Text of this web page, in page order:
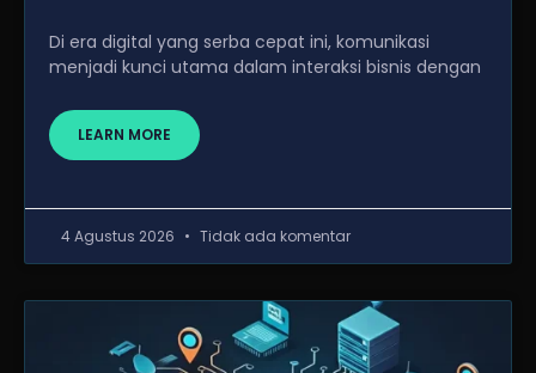
Di era digital yang serba cepat ini, komunikasi
menjadi kunci utama dalam interaksi bisnis dengan
LEARN MORE
4 Agustus 2026 Tidak ada komentar